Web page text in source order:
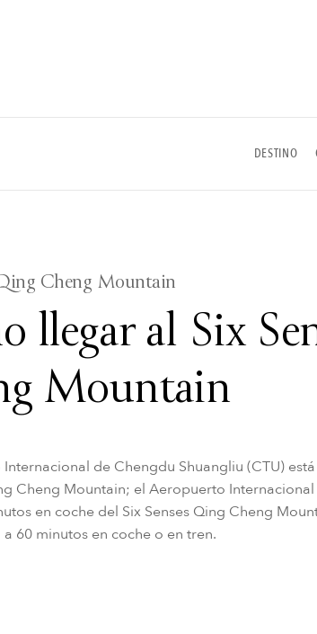
DESTINO
Cheng Mountain
llegar al Six
Mountain
de Chengdu Shuangliu (CTU)
Cheng Mountain; el Aeropuerto
en coche del Six Senses Qing Cheng
60 minutos en coche o en tren.